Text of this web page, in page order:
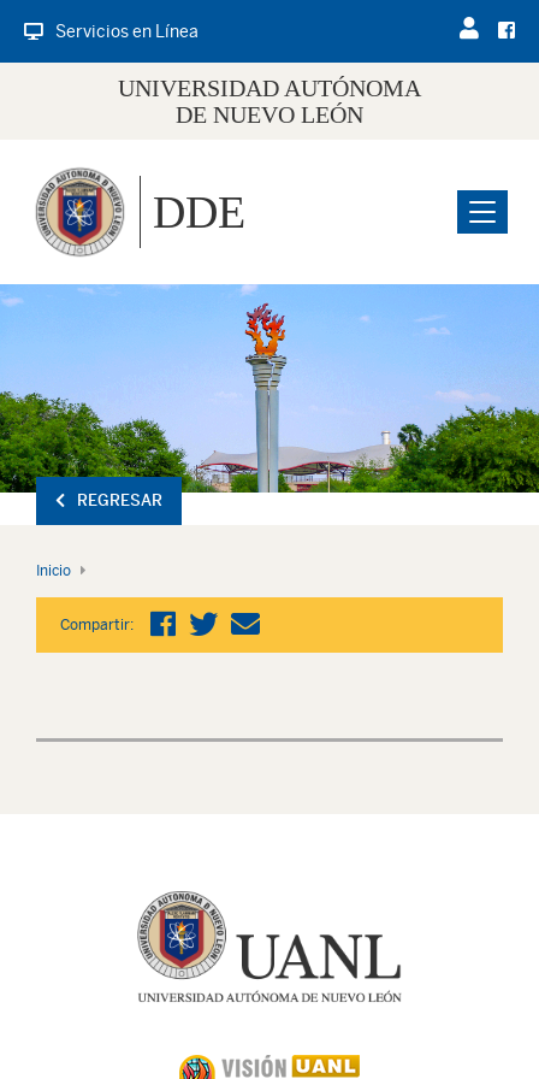
Servicios en Línea
UNIVERSIDAD AUTÓNOMA
DE NUEVO LEÓN
Menu
DDE
REGRESAR
Inicio
Compartir: